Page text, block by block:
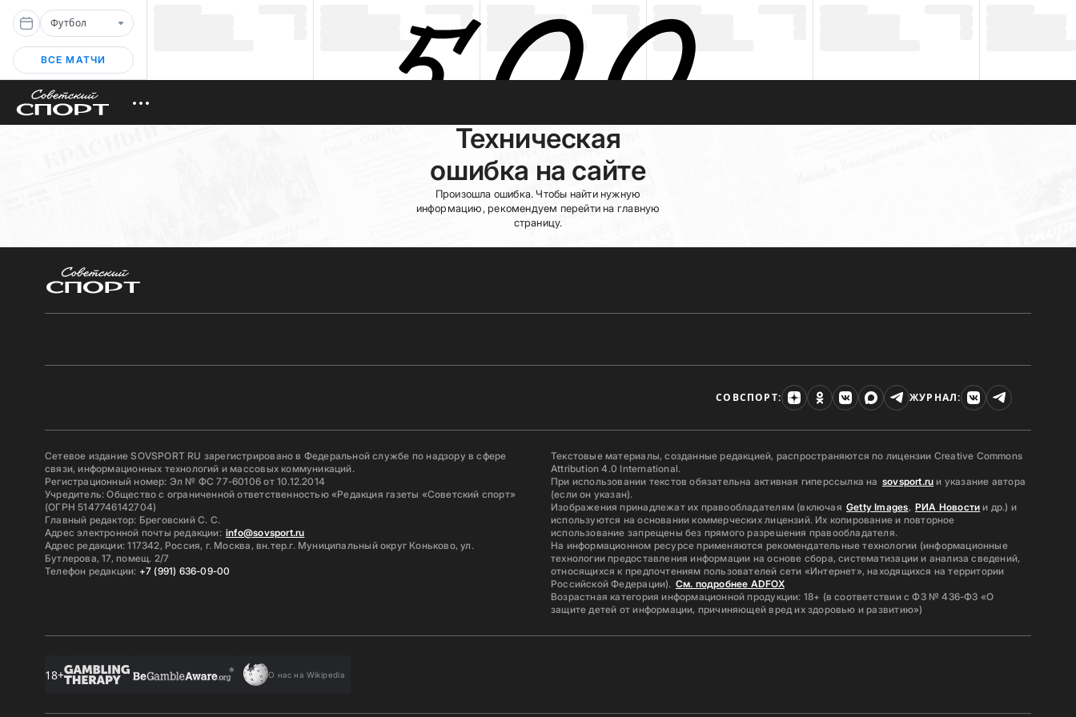
Футбол
ВСЕ МАТЧИ
Техническая
ошибка на сайте
Произошла ошибка. Чтобы найти нужную
информацию, рекомендуем перейти на главную
страницу.
СОВСПОРТ: ЖУРНАЛ:
Сетевое издание SOVSPORT RU зарегистрировано в Федеральной службе по надзору в сфере
связи, информационных технологий и массовых коммуникаций.
Регистрационный номер: Эл № ФС 77-60106 от 10.12.2014
Учредитель: Общество с ограниченной ответственностью «Редакция газеты «Советский спорт»
(ОГРН 5147746142704)
Главный редактор: Бреговский С. С.
Адрес электронной почты редакции: info@sovsport.ru
Адрес редакции: 117342, Россия, г. Москва, вн.тер.г. Муниципальный округ Коньково, ул.
Бутлерова, 17, помещ. 2/7
Телефон редакции: +7 (991) 636-09-00
Текстовые материалы, созданные редакцией, распространяются по лицензии Creative Commons
Attribution 4.0 International.
При использовании текстов обязательна активная гиперссылка на sovsport.ru и указание автора
(если он указан).
Изображения принадлежат их правообладателям (включая Getty Images, РИА Новости и др.) и
используются на основании коммерческих лицензий. Их копирование и повторное
использование запрещены без прямого разрешения правообладателя.
На информационном ресурсе применяются рекомендательные технологии (информационные
технологии предоставления информации на основе сбора, систематизации и анализа сведений,
относящихся к предпочтениям пользователей сети «Интернет», находящихся на территории
Российской Федерации). См. подробнее ADFOX
Возрастная категория информационной продукции: 18+ (в соответствии с ФЗ № 436-ФЗ «О
защите детей от информации, причиняющей вред их здоровью и развитию»)
18+ О нас на Wikipedia